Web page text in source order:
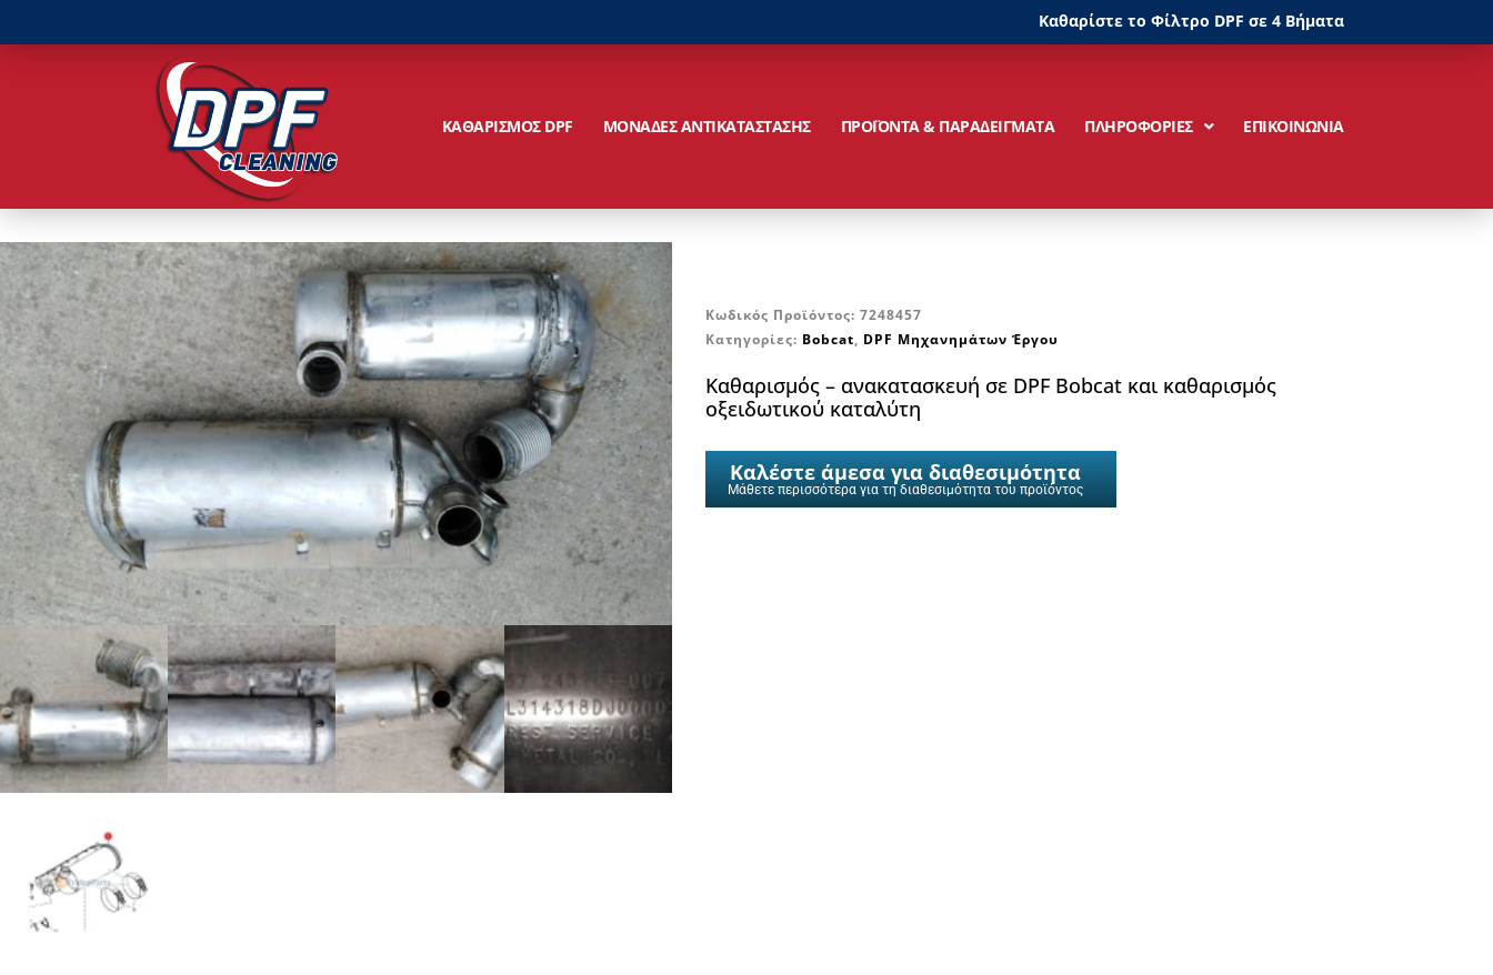
Καθαρίστε το Φίλτρο DPF σε 4 Βήματα
ΚΑΘΑΡΙΣΜΟΣ DPF ΜΟΝΑΔΕΣ ΑΝΤΙΚΑΤΑΣΤΑΣΗΣ ΠΡΟΪΟΝΤΑ & ΠΑΡΑΔΕΙΓΜΑΤΑ ΠΛΗΡΟΦΟΡΙΕΣ ΕΠΙΚΟΙΝΩΝΙΑ
Κωδικός Προϊόντος:7248457
Κατηγορίες: Bobcat, DPF Μηχανημάτων Έργου
Καθαρισμός – ανακατασκευή σε DPF Bobcat και καθαρισμός
οξειδωτικού καταλύτη
Καλέστε άμεσα για διαθεσιμότητα
Μάθετε περισσότερα για τη διαθεσιμότητα του προϊόντος